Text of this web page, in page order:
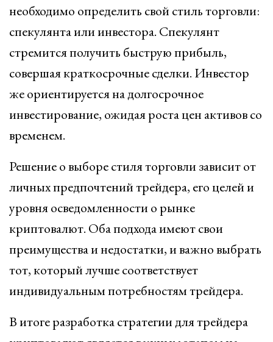
необходимо определить свой стиль торговли:
спекулянта или инвестора. Спекулянт
стремится получить быструю прибыль,
совершая краткосрочные сделки. Инвестор
же ориентируется на долгосрочное
инвестирование, ожидая роста цен активов со
временем.
Решение о выборе стиля торговли зависит от
личных предпочтений трейдера, его целей и
уровня осведомленности о рынке
криптовалют. Оба подхода имеют свои
преимущества и недостатки, и важно выбрать
тот, который лучше соответствует
индивидуальным потребностям трейдера.
В итоге разработка стратегии для трейдера